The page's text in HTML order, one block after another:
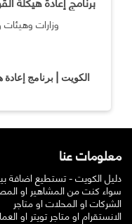
وزارات
الكويت | برنامج إعادة
معلومات عنا
دليل الكويت - تستطيع اضافة
سواء كنت من المشاهير او
الشركات او المحلات او متاجر
الانستقرام او متاجر تويتر او